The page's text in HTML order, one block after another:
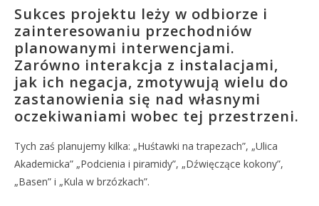
Sukces projektu leży w odbiorze i
zainteresowaniu przechodniów
planowanymi interwencjami.
Zarówno interakcja z instalacjami,
jak ich negacja, zmotywują wielu do
zastanowienia się nad własnymi
oczekiwaniami wobec tej przestrzeni.
Tych zaś planujemy kilka: „Huśtawki na trapezach”, „Ulica
Akademicka” „Podcienia i piramidy”, „Dźwięczące kokony”,
„Basen” i „Kula w brzózkach”.